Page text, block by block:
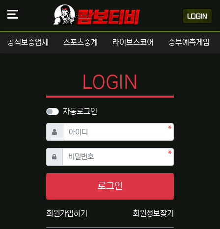
공식보증업체 스포츠중계 라이브스코어 승부예측게임
LOGIN
자동로그인
아이디 필수
비밀번호필수
로그인
회원가입하기 회원정보찾기